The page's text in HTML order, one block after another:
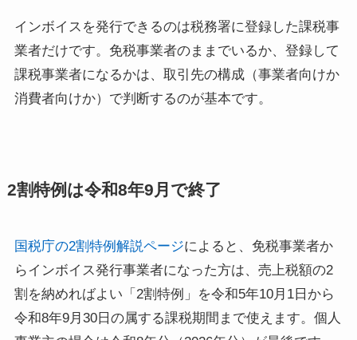
インボイスを発行できるのは税務署に登録した課税事
業者だけです。免税事業者のままでいるか、登録して
課税事業者になるかは、取引先の構成（事業者向けか
消費者向けか）で判断するのが基本です。
2割特例は令和8年9月で終了
国税庁の2割特例解説ページによると、免税事業者か
らインボイス発行事業者になった方は、売上税額の2
割を納めればよい「2割特例」を令和5年10月1日から
令和8年9月30日の属する課税期間まで使えます。個人